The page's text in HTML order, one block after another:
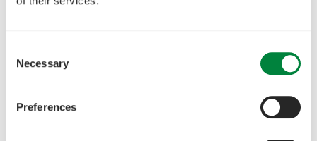
Selection
Necessary
Preferences